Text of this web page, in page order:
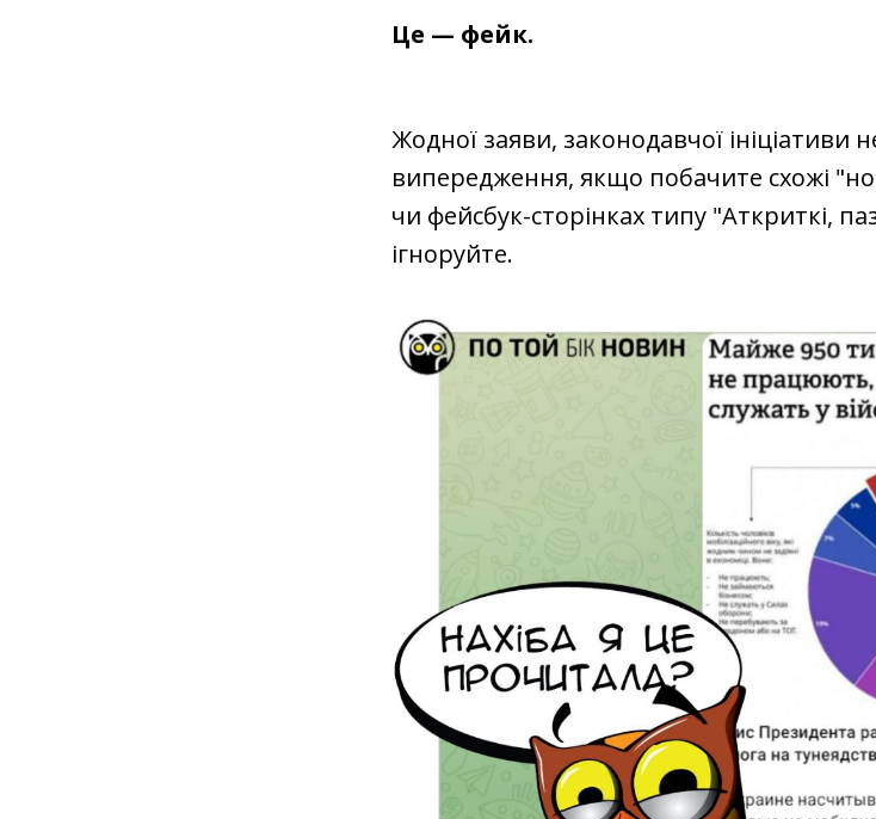
Це — фейк.
Жодної заяви, законодавчої ініціативи
випередження, якщо побачите схожі
чи фейсбук-сторінках типу "Аткриткі,
ігноруйте.